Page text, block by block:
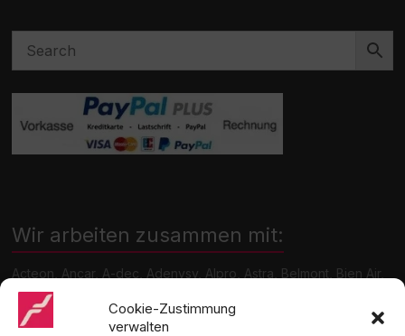
Cookie-Zustimmung
verwalten
Wir arbeiten zusammen mit:
Acteon, Ancar, A-dec, Adenysy, Alpro, Astra, Belmont, Bien Air,
Cattani, Chirana, DCI, Dürr, ETI, Euronda, Faro, Gcomm, KaVo,
Medentex, Melag, Midmark, Metasys, MK-Dent, NSK, Ophardt
Hygiene, Ritter, Satelec, Scican, TKD, Velopex, u.v.m